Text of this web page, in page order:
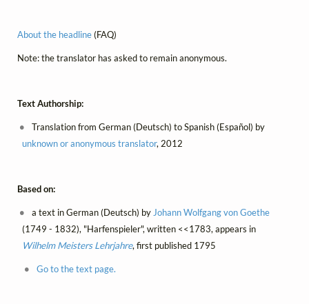
About the headline(FAQ)
Note: the translator has asked to remain anonymous.
Text Authorship:
Translation from German (Deutsch) to Spanish (Español) by
unknown or anonymous translator, 2012
Based on:
a text in German (Deutsch) byJohann Wolfgang von Goethe
(1749 - 1832), "Harfenspieler", written <<1783, appears in
Wilhelm Meisters Lehrjahre, first published 1795
Go to the text page.